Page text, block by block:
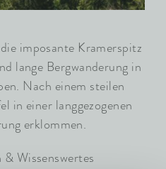
imposante Kramerspitz
lange Bergwanderung in
Nach einem steilen
in einer langgezogenen
erklommen.
Wissenswertes